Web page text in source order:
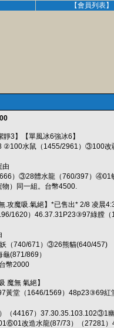
【會員列表】
3】【單風冰6強冰6】
水鼠（1455/2961）③100
由
）③28體水龍（760/397）④01
同一組。台幣4500.
攻魔吸.氣絕】*已售出* 2/8 凌晨
1620）46.37.31P23③97綠膛
（740/671）③26熊貓(640/457)
(871/869）
幣2000
魔無 氣絕】
堂（1646/1569）48p23③69
44167）37.30.35.103.102③1
改造水龍(87/73）（27281